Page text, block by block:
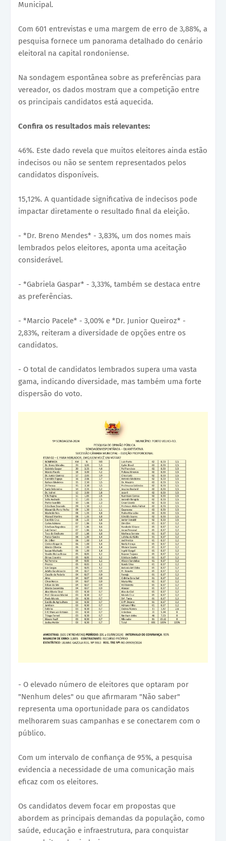
Municipal.
Com 601 entrevistas e uma margem de erro de 3,88%, a
pesquisa fornece um panorama detalhado do cenário
eleitoral na capital rondoniense.
Na sondagem espontânea sobre as preferências para
vereador, os dados mostram que a competição entre
os principais candidatos está aquecida.
Confira os resultados mais relevantes:
46%. Este dado revela que muitos eleitores ainda estão
indecisos ou não se sentem representados pelos
candidatos disponíveis.
15,12%. A quantidade significativa de indecisos pode
impactar diretamente o resultado final da eleição.
- *Dr. Breno Mendes* - 3,83%, um dos nomes mais
lembrados pelos eleitores, aponta uma aceitação
considerável.
- *Gabriela Gaspar* - 3,33%, também se destaca entre
as preferências.
- *Marcio Pacele* - 3,00% e *Dr. Junior Queiroz* -
2,83%, reiteram a diversidade de opções entre os
candidatos.
- O total de candidatos lembrados supera uma vasta
gama, indicando diversidade, mas também uma forte
dispersão do voto.
- O elevado número de eleitores que optaram por
"Nenhum deles" ou que afirmaram "Não saber"
representa uma oportunidade para os candidatos
melhorarem suas campanhas e se conectarem com o
público.
Com um intervalo de confiança de 95%, a pesquisa
evidencia a necessidade de uma comunicação mais
eficaz com os eleitores.
Os candidatos devem focar em propostas que
abordem as principais demandas da população, como
saúde, educação e infraestrutura, para conquistar